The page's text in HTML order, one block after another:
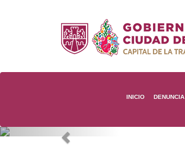
INICIO DENUNCIA
Previous